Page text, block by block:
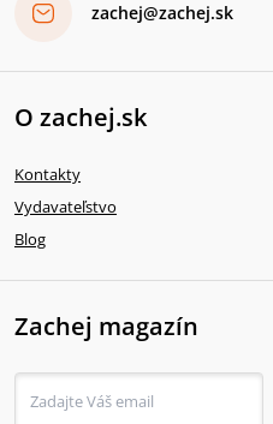
zachej@zachej.sk
O zachej.sk
Kontakty
Vydavateľstvo
Blog
Zachej magazín